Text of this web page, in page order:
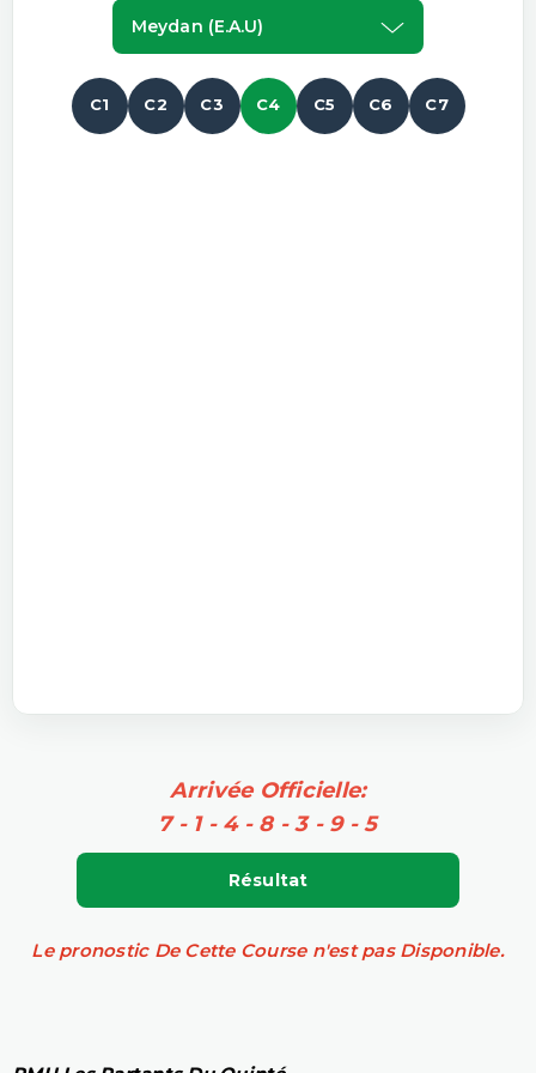
Meydan (e.a.u)
C1 C2 C3 C4 C5 C6 C7
Arrivée Officielle:
7 - 1 - 4 - 8 - 3 - 9 - 5
Résultat
Le pronostic De Cette Course n'est pas Disponible.